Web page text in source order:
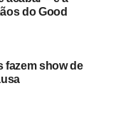
do Good
fazem show de